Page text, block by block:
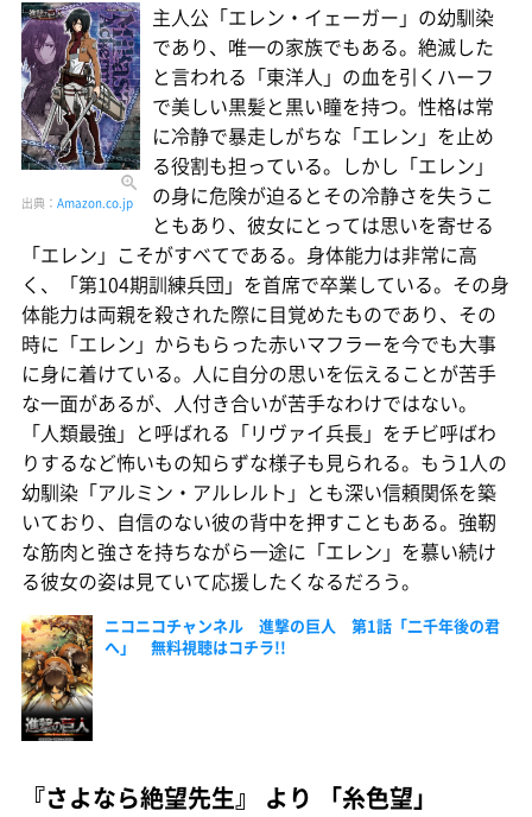
出典： Amazon.co.jp
主人公「エレン・イェーガー」の幼馴染
であり、唯一の家族でもある。絶滅した
と言われる「東洋人」の血を引くハーフ
で美しい黒髪と黒い瞳を持つ。性格は常
に冷静で暴走しがちな「エレン」を止め
る役割も担っている。しかし「エレン」
の身に危険が迫るとその冷静さを失うこ
ともあり、彼女にとっては思いを寄せる
「エレン」こそがすべてである。身体能力は非常に高
く、「第104期訓練兵団」を首席で卒業している。その身
体能力は両親を殺された際に目覚めたものであり、その
時に「エレン」からもらった赤いマフラーを今でも大事
に身に着けている。人に自分の思いを伝えることが苦手
な一面があるが、人付き合いが苦手なわけではない。
「人類最強」と呼ばれる「リヴァイ兵長」をチビ呼ばわ
りするなど怖いもの知らずな様子も見られる。もう1人の
幼馴染「アルミン・アルレルト」とも深い信頼関係を築
いており、自信のない彼の背中を押すこともある。強靭
な筋肉と強さを持ちながら一途に「エレン」を慕い続け
る彼女の姿は見ていて応援したくなるだろう。
ニコニコチャンネル 進撃の巨人 第1話「二千年後の君
へ」 無料視聴はコチラ!!
『さよなら絶望先生』 より 「糸色望」